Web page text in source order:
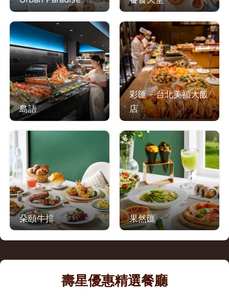
島語
彩匯 - 台北美福大飯
店
朵頤牛排 果然匯
壽星優惠精選餐廳